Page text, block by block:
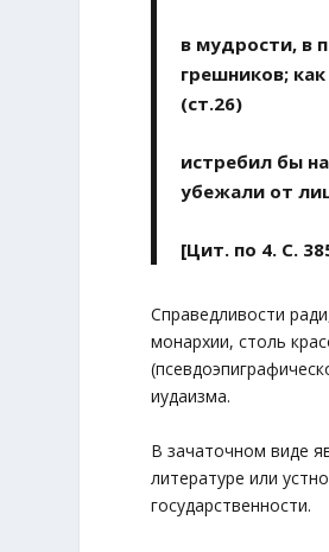
в мудрости, в
грешников;
(ст.26)
истребил бы
убежали от
[Цит. по 4. С.
Справедливости
монархии, столь
иудаизма.
В зачаточном виде
литературе или
государственности.